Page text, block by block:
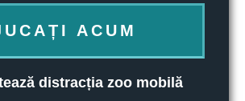
ACUM
distracția zoo mobilă